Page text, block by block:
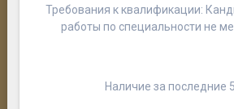
Требования к квалификации:
работы по специальности не
Наличие за последние